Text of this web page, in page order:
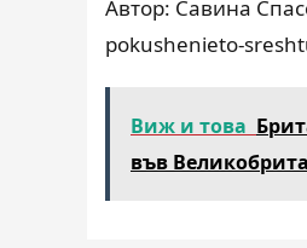
Автор: Савина
pokushenieto-
Виж и това
във